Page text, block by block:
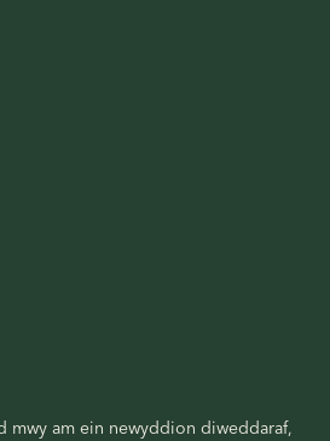
mwy am ein newyddion diweddaraf,